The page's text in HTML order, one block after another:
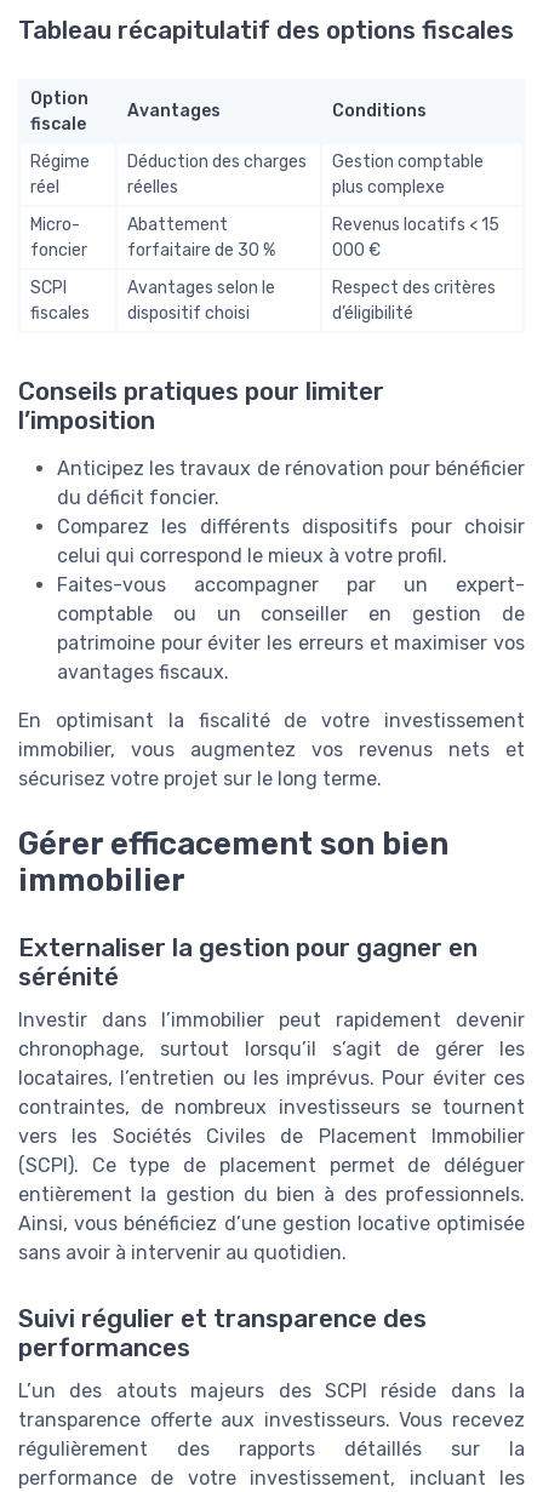
Tableau récapitulatif des options fiscales
Option
fiscale
Avantages Conditions
Régime
réel
Déduction des charges
réelles
Gestion comptable
plus complexe
Micro-
foncier
Abattement
forfaitaire de 30 %
Revenus locatifs < 15
000 €
SCPI
fiscales
Avantages selon le
dispositif choisi
Respect des critères
d’éligibilité
Conseils pratiques pour limiter
l’imposition
Anticipez les travaux de rénovation pour bénéficier
du déficit foncier.
Comparez les différents dispositifs pour choisir
celui qui correspond le mieux à votre profil.
Faites-vous accompagner par un expert-
comptable ou un conseiller en gestion de
patrimoine pour éviter les erreurs et maximiser vos
avantages fiscaux.
En optimisant la fiscalité de votre investissement
immobilier, vous augmentez vos revenus nets et
sécurisez votre projet sur le long terme.
Gérer efficacement son bien
immobilier
Externaliser la gestion pour gagner en
sérénité
Investir dans l’immobilier peut rapidement devenir
chronophage, surtout lorsqu’il s’agit de gérer les
locataires, l’entretien ou les imprévus. Pour éviter ces
contraintes, de nombreux investisseurs se tournent
vers les Sociétés Civiles de Placement Immobilier
(SCPI). Ce type de placement permet de déléguer
entièrement la gestion du bien à des professionnels.
Ainsi, vous bénéficiez d’une gestion locative optimisée
sans avoir à intervenir au quotidien.
Suivi régulier et transparence des
performances
L’un des atouts majeurs des SCPI réside dans la
transparence offerte aux investisseurs. Vous recevez
régulièrement des rapports détaillés sur la
performance de votre investissement, incluant les